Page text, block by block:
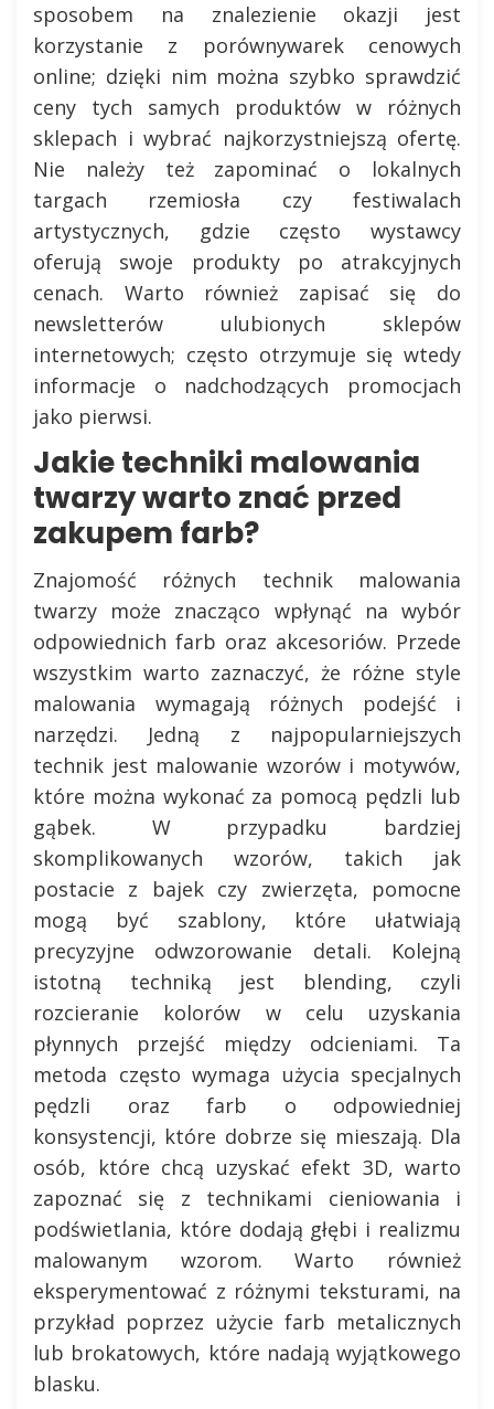
sposobem na znalezienie okazji jest
korzystanie z porównywarek cenowych
online; dzięki nim można szybko sprawdzić
ceny tych samych produktów w różnych
sklepach i wybrać najkorzystniejszą ofertę.
Nie należy też zapominać o lokalnych
targach rzemiosła czy festiwalach
artystycznych, gdzie często wystawcy
oferują swoje produkty po atrakcyjnych
cenach. Warto również zapisać się do
newsletterów ulubionych sklepów
internetowych; często otrzymuje się wtedy
informacje o nadchodzących promocjach
jako pierwsi.
Jakie techniki malowania
twarzy warto znać przed
zakupem farb?
Znajomość różnych technik malowania
twarzy może znacząco wpłynąć na wybór
odpowiednich farb oraz akcesoriów. Przede
wszystkim warto zaznaczyć, że różne style
malowania wymagają różnych podejść i
narzędzi. Jedną z najpopularniejszych
technik jest malowanie wzorów i motywów,
które można wykonać za pomocą pędzli lub
gąbek. W przypadku bardziej
skomplikowanych wzorów, takich jak
postacie z bajek czy zwierzęta, pomocne
mogą być szablony, które ułatwiają
precyzyjne odwzorowanie detali. Kolejną
istotną techniką jest blending, czyli
rozcieranie kolorów w celu uzyskania
płynnych przejść między odcieniami. Ta
metoda często wymaga użycia specjalnych
pędzli oraz farb o odpowiedniej
konsystencji, które dobrze się mieszają. Dla
osób, które chcą uzyskać efekt 3D, warto
zapoznać się z technikami cieniowania i
podświetlania, które dodają głębi i realizmu
malowanym wzorom. Warto również
eksperymentować z różnymi teksturami, na
przykład poprzez użycie farb metalicznych
lub brokatowych, które nadają wyjątkowego
blasku.